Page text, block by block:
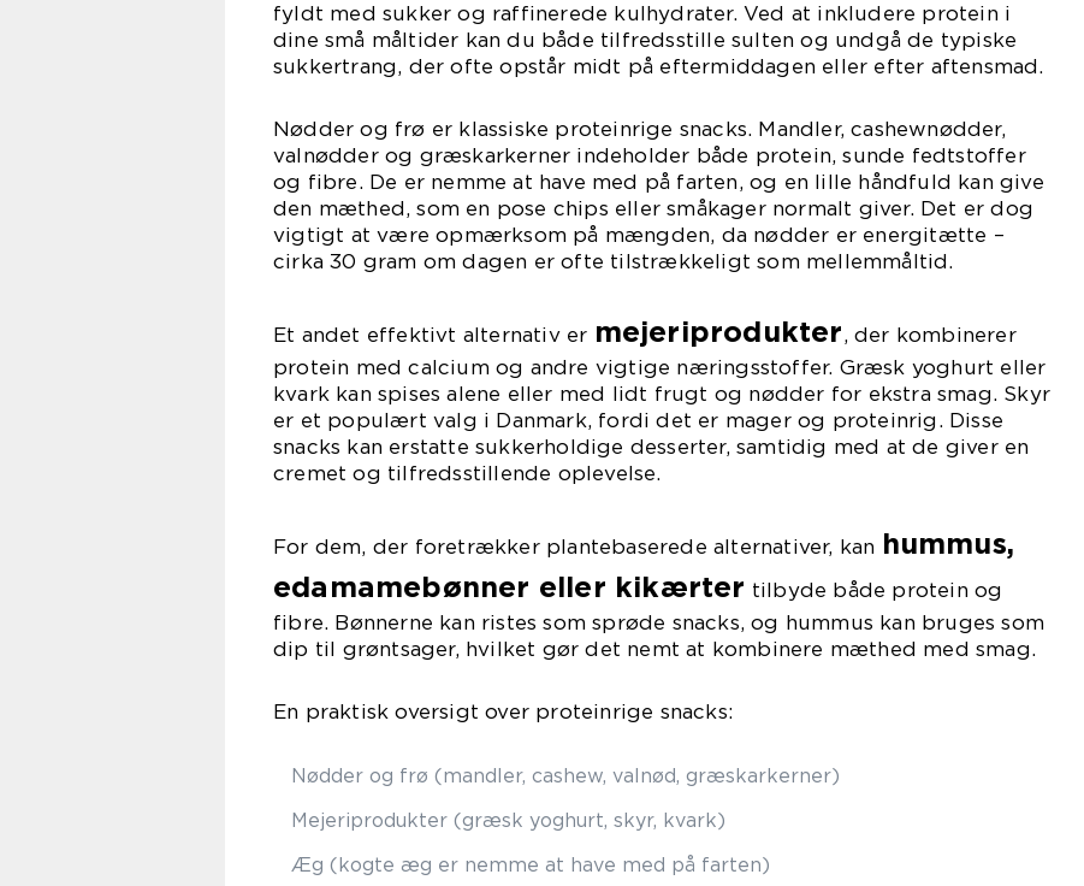
fyldt med sukker og raffinerede kulhydrater. Ved at inkludere protein i
dine små måltider kan du både tilfredsstille sulten og undgå de typiske
sukkertrang, der ofte opstår midt på eftermiddagen eller efter aftensmad.
Nødder og frø er klassiske proteinrige snacks. Mandler, cashewnødder,
valnødder og græskarkerner indeholder både protein, sunde fedtstoffer
og fibre. De er nemme at have med på farten, og en lille håndfuld kan give
den mæthed, som en pose chips eller småkager normalt giver. Det er dog
vigtigt at være opmærksom på mængden, da nødder er energitætte –
cirka 30 gram om dagen er ofte tilstrækkeligt som mellemmåltid.
Et andet effektivt alternativ er mejeriprodukter, der kombinerer
protein med calcium og andre vigtige næringsstoffer. Græsk yoghurt eller
kvark kan spises alene eller med lidt frugt og nødder for ekstra smag. Skyr
er et populært valg i Danmark, fordi det er mager og proteinrig. Disse
snacks kan erstatte sukkerholdige desserter, samtidig med at de giver en
cremet og tilfredsstillende oplevelse.
For dem, der foretrækker plantebaserede alternativer, kan hummus,
edamamebønner eller kikærter tilbyde både protein og
fibre. Bønnerne kan ristes som sprøde snacks, og hummus kan bruges som
dip til grøntsager, hvilket gør det nemt at kombinere mæthed med smag.
En praktisk oversigt over proteinrige snacks:
Nødder og frø (mandler, cashew, valnød, græskarkerner)
Mejeriprodukter (græsk yoghurt, skyr, kvark)
Æg (kogte æg er nemme at have med på farten)